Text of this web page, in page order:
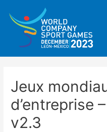
contenu
Jeux
d’entreprise
v2.3
de
l’article